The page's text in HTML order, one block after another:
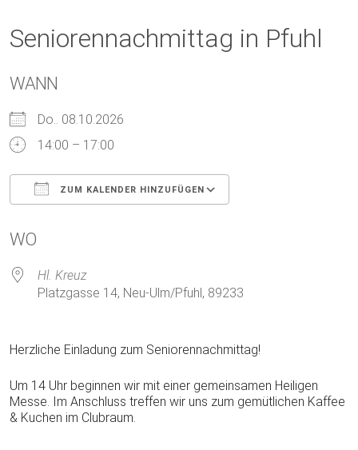
Seniorennachmittag in Pfuhl
WANN
Do.. 08.10.2026
14:00 – 17:00
ZUM KALENDER HINZUFÜGEN
WO
Hl. Kreuz
Platzgasse 14, Neu-Ulm/Pfuhl, 89233
Herzliche Einladung zum Seniorennachmittag!
Um 14 Uhr beginnen wir mit einer gemeinsamen Heiligen
Messe. Im Anschluss treffen wir uns zum gemütlichen Kaffee
& Kuchen im Clubraum.